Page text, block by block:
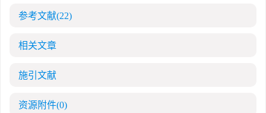
参考文献(22)
相关文章
施引文献
资源附件(0)